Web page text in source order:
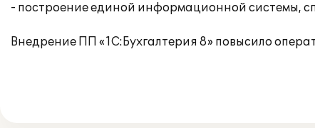
- построение единой информационной системы,
Внедрение ПП «1С:Бухгалтерия 8» повысило